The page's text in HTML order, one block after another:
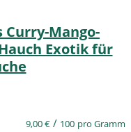
Curry-Mango-
Exotik für
9,00€ / 100 pro Gramm